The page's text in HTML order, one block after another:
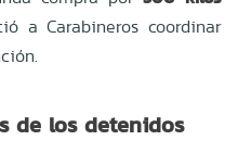
a Carabineros coordinar
de los detenidos